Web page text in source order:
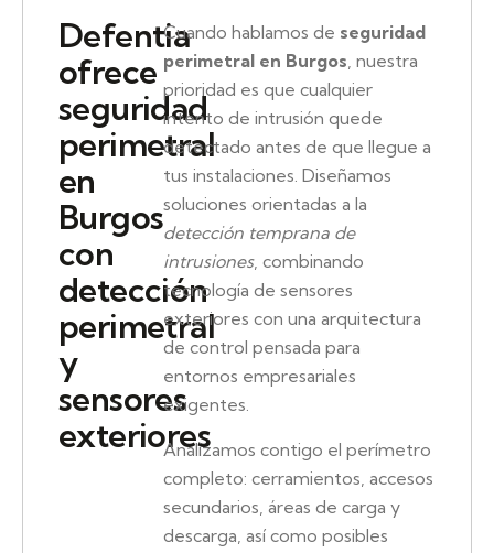
Defentia
ofrece
seguridad
perimetral
en
Burgos
con
detección
perimetral
y
sensores
exteriores
Cuando hablamos de seguridad
perimetral en Burgos, nuestra
prioridad es que cualquier
intento de intrusión quede
detectado antes de que llegue a
tus instalaciones. Diseñamos
soluciones orientadas a la
detección temprana de
intrusiones, combinando
tecnología de sensores
exteriores con una arquitectura
de control pensada para
entornos empresariales
exigentes.
Analizamos contigo el perímetro
completo: cerramientos, accesos
secundarios, áreas de carga y
descarga, así como posibles